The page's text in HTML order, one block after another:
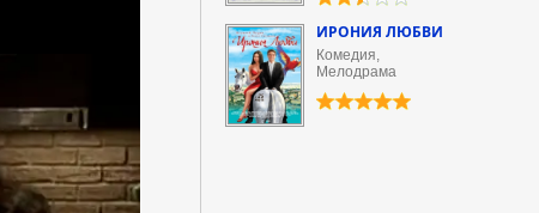
ИРОНИЯ ЛЮБВИ
Комедия,
Мелодрама